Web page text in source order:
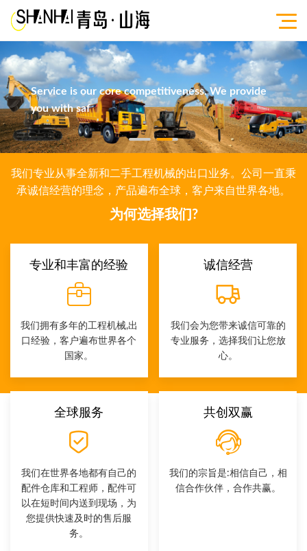
Service is our core competitiveness. We provide
you with saf
我们专业从事全新和二手工程机械的出口业务。公司一直秉
承诚信经营的理念，产品遍布全球，客户来自世界各地。
为何选择我们?
专业和丰富的经验
我们拥有多年的工程机械,出
口经验，客户遍布世界各个
国家。
诚信经营
我们会为您带来诚信可靠的
专业服务，选择我们让您放
心。
全球服务
我们在世界各地都有自己的
配件仓库和工程师，配件可
以在短时间内送到现场，为
您提供快速及时的售后服
务。
共创双赢
我们的宗旨是:相信自己，相
信合作伙伴，合作共赢。